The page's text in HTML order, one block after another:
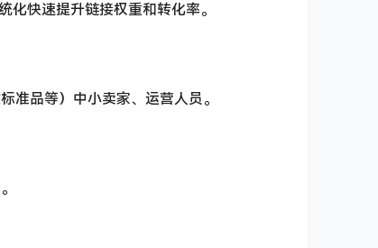
化快速提升链接权重和转化率。
准品等）中小卖家、运营人员。